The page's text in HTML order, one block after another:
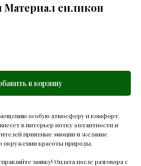
силикон
в корзину
особую атмосферу и комфорт.
в интерьер нотку элегантности и
приятные эмоции и желание
окружении красоты природы.
заявку! Оплата после разговора с